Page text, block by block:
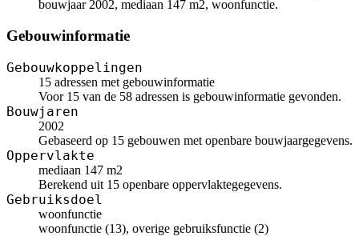
bouwjaar 2002, mediaan 147 m2, woonfunctie.
Gebouwinformatie
Gebouwkoppelingen
15 adressen met gebouwinformatie
Voor 15 van de 58 adressen is gebouwinformatie gevonden.
Bouwjaren
2002
Gebaseerd op 15 gebouwen met openbare bouwjaargegevens.
Oppervlakte
mediaan 147 m2
Berekend uit 15 openbare oppervlaktegegevens.
Gebruiksdoel
woonfunctie
woonfunctie (13), overige gebruiksfunctie (2)